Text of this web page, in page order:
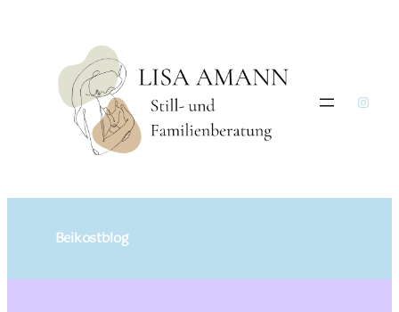
Beikostblog